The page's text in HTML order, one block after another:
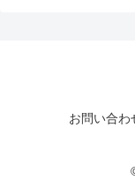
お問い合わ